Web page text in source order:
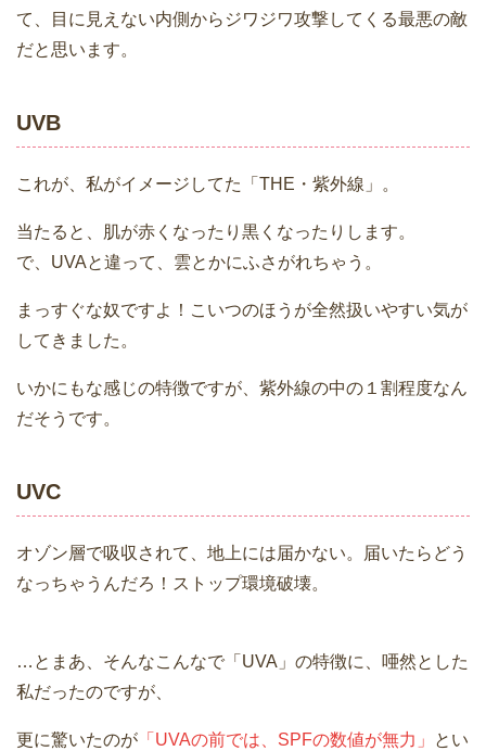
て、目に見えない内側からジワジワ攻撃してくる最悪の敵
だと思います。
UVB
これが、私がイメージしてた「THE・紫外線」。
当たると、肌が赤くなったり黒くなったりします。
で、UVAと違って、雲とかにふさがれちゃう。
まっすぐな奴ですよ！こいつのほうが全然扱いやすい気が
してきました。
いかにもな感じの特徴ですが、紫外線の中の１割程度なん
だそうです。
UVC
オゾン層で吸収されて、地上には届かない。届いたらどう
なっちゃうんだろ！ストップ環境破壊。
…とまあ、そんなこんなで「UVA」の特徴に、唖然とした
私だったのですが、
更に驚いたのが 「UVAの前では、SPFの数値が無力」
とい